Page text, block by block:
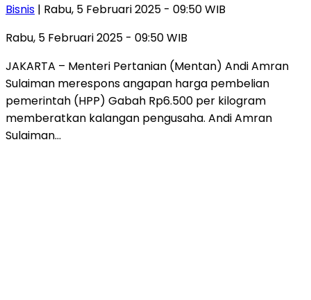
Bisnis | Rabu, 5 Februari 2025 - 09:50 WIB
Rabu, 5 Februari 2025 - 09:50 WIB
JAKARTA – Menteri Pertanian (Mentan) Andi Amran
Sulaiman merespons angapan harga pembelian
pemerintah (HPP) Gabah Rp6.500 per kilogram
memberatkan kalangan pengusaha. Andi Amran
Sulaiman…